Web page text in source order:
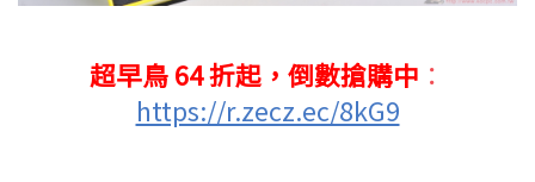
超早鳥 64 折起，倒數搶購中 ：
https://r.zecz.ec/8kG9